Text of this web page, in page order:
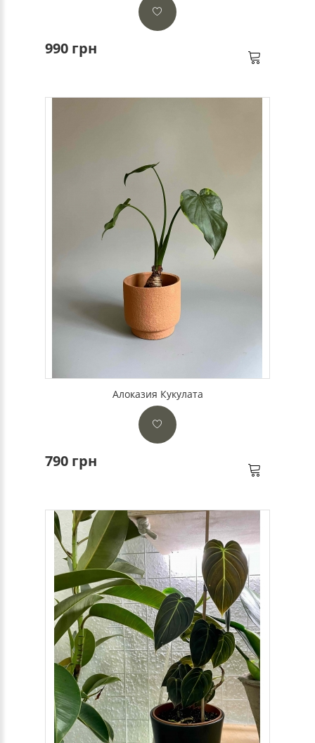
990 грн
Алоказия Кукулата
790 грн